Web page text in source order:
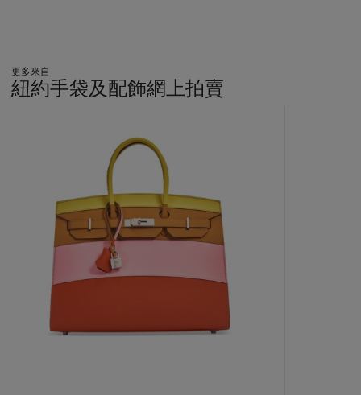
更多來自
紐約手袋及配飾網上拍賣
item_current_of_total_txt